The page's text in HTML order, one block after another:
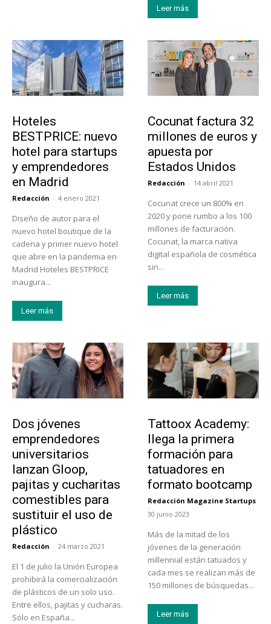
Leer más
Hoteles
BESTPRICE: nuevo
hotel para startups
y emprendedores
en Madrid
Redacción - 4 enero 2021
Diseño de autor para el
nuevo hotel boutique de la
cadena y primer nuevo hotel
que abre en la pandemia en
Madrid Hoteles BESTPRICE
inaugura...
Leer más
Cocunat factura 32
millones de euros y
apuesta por
Estados Unidos
Redacción - 14 abril 2021
Cocunat crece un 800% en
2020 y pone rumbo a los 100
millones de facturación.
Cocunat, la marca nativa
digital española de cosmética
sin...
Leer más
Dos jóvenes
emprendedores
universitarios
lanzan Gloop,
pajitas y cucharitas
comestibles para
sustituir el uso de
plástico
Redacción - 24 marzo 2021
El 1 de julio la Unión Europea
prohibirá la comercialización
de plásticos de un solo uso.
Entre ellos, pajitas y cucharas.
Sólo en España...
Tattoox Academy:
llega la primera
formación para
tatuadores en
formato bootcamp
Redacción Magazine Startups
-
30 junio 2023
Más de la mitad de los
jóvenes de la generación
millennial están tatuados y
cada mes se realizan más de
150 millones de búsquedas...
Leer más